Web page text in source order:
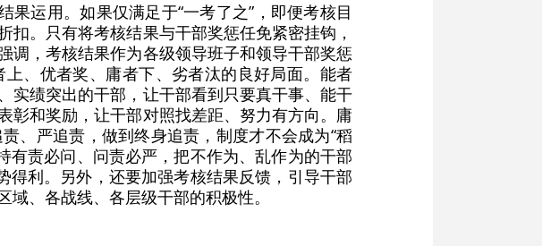
运用。如果仅满足于“一考了之”，即便考核目
。只有将考核结果与干部奖惩任免紧密挂钩，
调，考核结果作为各级领导班子和领导干部奖惩
、优者奖、庸者下、劣者汰的良好局面。能者
实绩突出的干部，让干部看到只要真干事、能干
彰和奖励，让干部对照找差距、努力有方向。庸
、严追责，做到终身追责，制度才不会成为“稻
有责必问、问责必严，把不作为、乱作为的干部
得利。另外，还要加强考核结果反馈，引导干部
、各战线、各层级干部的积极性。